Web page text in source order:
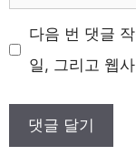
메
일 다음 번 댓글
일, 그리고 웹